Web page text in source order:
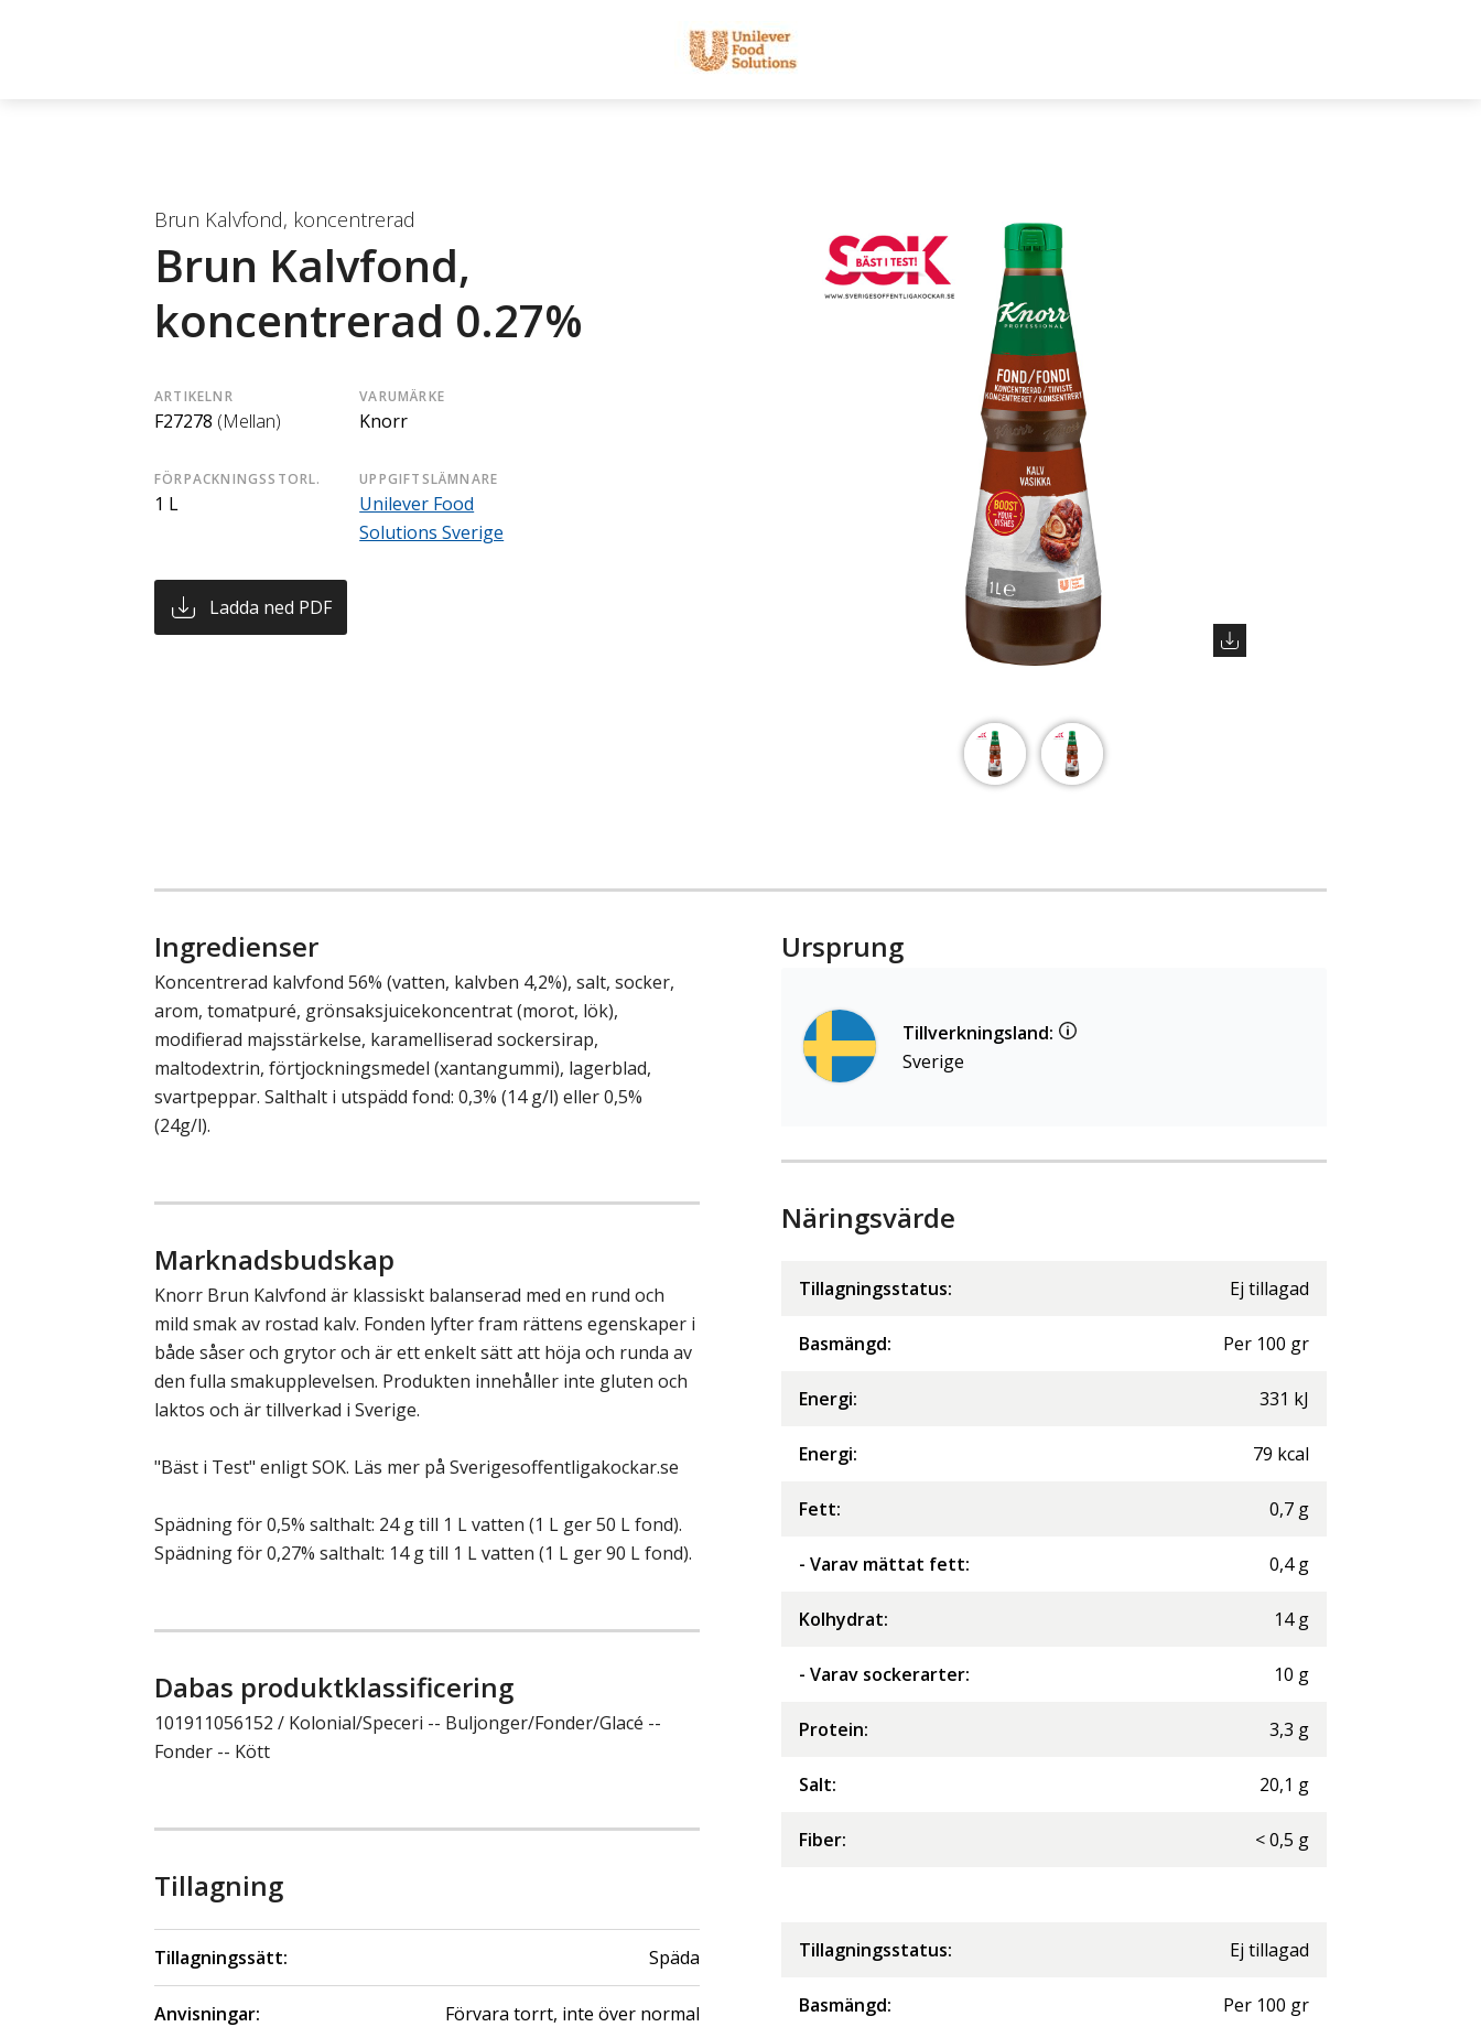
Brun Kalvfond, koncentrerad
Brun Kalvfond,
koncentrerad 0.27%
ARTIKELNR
F27278 (Mellan)
VARUMÄRKE
Knorr
FÖRPACKNINGSSTORL.
1 L
UPPGIFTSLÄMNARE
Unilever Food
Solutions Sverige
Ladda ned PDF
Ingredienser
Koncentrerad kalvfond 56% (vatten, kalvben 4,2%), salt, socker,
arom, tomatpuré, grönsaksjuicekoncentrat (morot, lök),
modifierad majsstärkelse, karamelliserad sockersirap,
maltodextrin, förtjockningsmedel (xantangummi), lagerblad,
svartpeppar. Salthalt i utspädd fond: 0,3% (14 g/l) eller 0,5%
(24g/l).
Marknadsbudskap
Knorr Brun Kalvfond är klassiskt balanserad med en rund och
mild smak av rostad kalv. Fonden lyfter fram rättens egenskaper i
både såser och grytor och är ett enkelt sätt att höja och runda av
den fulla smakupplevelsen. Produkten innehåller inte gluten och
laktos och är tillverkad i Sverige.
"Bäst i Test" enligt SOK. Läs mer på Sverigesoffentligakockar.se
Spädning för 0,5% salthalt: 24 g till 1 L vatten (1 L ger 50 L fond).
Spädning för 0,27% salthalt: 14 g till 1 L vatten (1 L ger 90 L fond).
Dabas produktklassificering
101911056152 / Kolonial/Speceri -- Buljonger/Fonder/Glacé --
Fonder -- Kött
Tillagning
Tillagningssätt: Späda
Anvisningar:
Förvara torrt, inte över normal
Ursprung
Tillverkningsland:
Sverige
Näringsvärde
Tillagningsstatus: Ej tillagad
Basmängd: Per 100 gr
Energi: 331 kJ
Energi: 79 kcal
Fett: 0,7 g
- Varav mättat fett: 0,4 g
Kolhydrat: 14 g
- Varav sockerarter: 10 g
Protein: 3,3 g
Salt: 20,1 g
Fiber: <0,5 g
Tillagningsstatus: Ej tillagad
Basmängd: Per 100 gr